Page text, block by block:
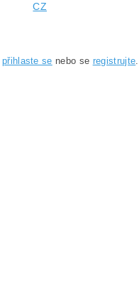
CZ
přihlaste se nebo se registrujte.